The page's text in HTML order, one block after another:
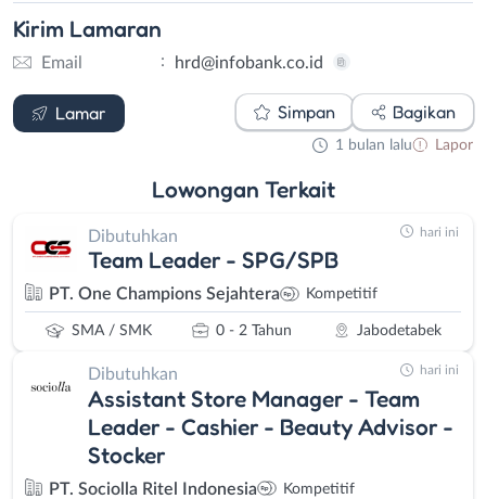
Kirim Lamaran
Email : hrd@infobank.co.id
Lamar
Email
Simpan Bagikan
1 bulan lalu Lapor
Lowongan Terkait
Dibutuhkan
Team Leader - SPG/SPB
PT. One Champions Sejahtera Kompetitif
SMA / SMK 0 - 2 Tahun Jabodetabek
hari ini
Dibutuhkan
Assistant Store Manager - Team
Leader - Cashier - Beauty Advisor -
Stocker
PT. Sociolla Ritel Indonesia Kompetitif
hari ini